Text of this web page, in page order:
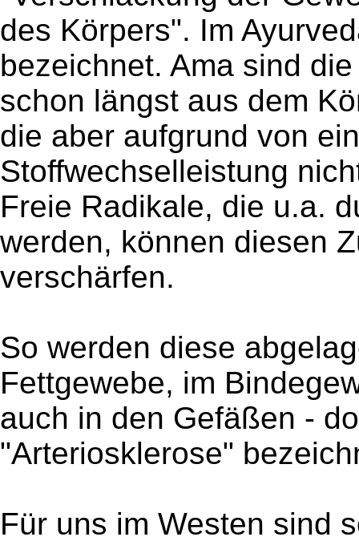
des Körpers". Im
bezeichnet. Ama sind
schon längst aus dem
die aber aufgrund von
Stoffwechselleistung
Freie Radikale, die u.a.
werden, können diesen
verschärfen.
So werden diese
Fettgewebe, im
auch in den Gefäßen -
"Arteriosklerose"
Für uns im Westen sind